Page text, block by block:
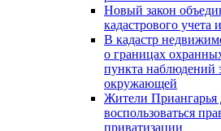
Новый закон
кадастрового учета
В кадастр
о границах
пункта наблюдений
окружающей
Жители Приангарья
воспользоваться
приватизации